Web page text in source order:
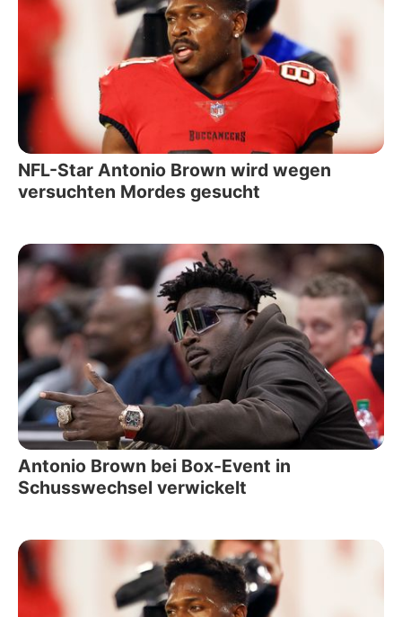
NFL-Star Antonio Brown wird wegen
versuchten Mordes gesucht
Antonio Brown bei Box-Event in
Schusswechsel verwickelt